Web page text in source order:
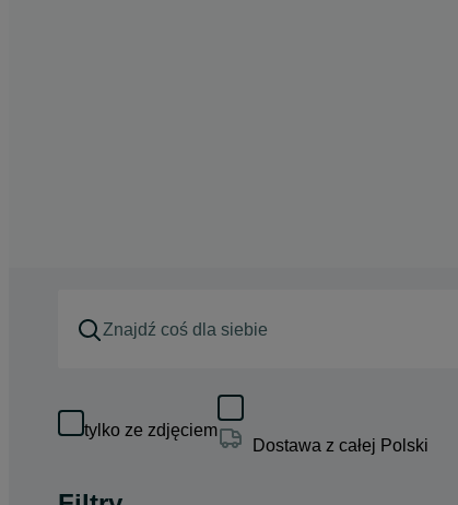
tylko ze zdjęciem
Dostawa z całej Polski